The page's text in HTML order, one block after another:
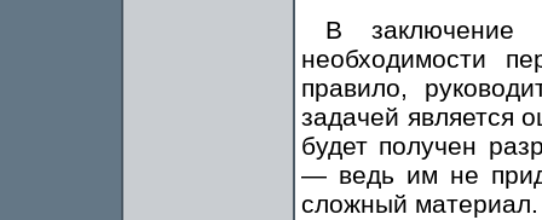
В заключение
необходимости
правило,
задачей является
будет получен
— ведь им не
сложный материал.